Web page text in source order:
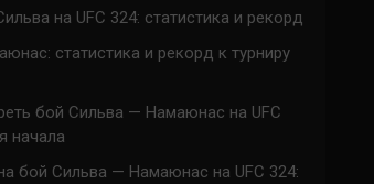
на UFC 324: статистика и рекорд
статистика и рекорд к турниру
бой Сильва — Намаюнас на UFC
начала
бой Сильва — Намаюнас на UFC 324: